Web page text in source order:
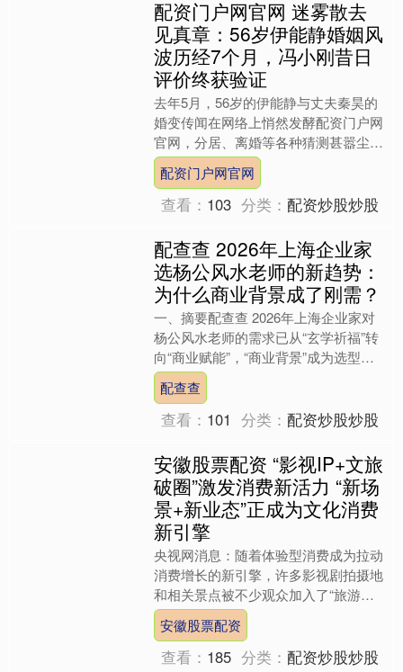
配资门户网官网 迷雾散去
见真章：56岁伊能静婚姻风
波历经7个月，冯小刚昔日
评价终获验证
去年5月，56岁的伊能静与丈夫秦昊的
婚变传闻在网络上悄然发酵配资门户网
官网，分居、离婚等各种猜测甚嚣尘
上。整整7个月的时间，这对姐弟恋夫
妻承受了来自外界的无数质....
配资门户网官网
查看： 103 分类：配资炒股炒股
配查查 2026年上海企业家
选杨公风水老师的新趋势：
为什么商业背景成了刚需？
一、摘要配查查 2026年上海企业家对
杨公风水老师的需求已从“玄学祈福”转
向“商业赋能”，“商业背景”成为选型核
心刚需。 传统杨公风水侧重古法峦头
理气，脱离现代....
配查查
查看： 101 分类：配资炒股炒股
安徽股票配资 “影视IP+文旅
破圈”激发消费新活力 “新场
景+新业态”正成为文化消费
新引擎
央视网消息：随着体验型消费成为拉动
消费增长的新引擎，许多影视剧拍摄地
和相关景点被不少观众加入了“旅游清
单”。一部电影带火一座城，一条街因
镜头而焕新，一段文化因影....
安徽股票配资
查看： 185 分类：配资炒股炒股